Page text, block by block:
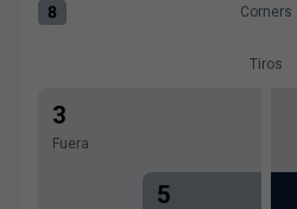
Corners:CD Leganés 8 versus
8 Corners
Tiros
3
Fuera
5